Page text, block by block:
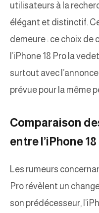
utilisateurs à la
élégant et distinctif.
demeure : ce choix de
l’iPhone 18 Pro la
surtout avec
prévue pour la même
Comparaison
entre l’iPhone
Les rumeurs
Pro révèlent un
son prédécesseur,